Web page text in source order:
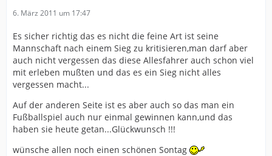
6. März 2011 um 17:47
Es sicher richtig das es nicht die feine Art ist seine
Mannschaft nach einem Sieg zu kritisieren,man darf aber
auch nicht vergessen das diese Allesfahrer auch schon viel
mit erleben mußten und das es ein Sieg nicht alles
vergessen macht...
Auf der anderen Seite ist es aber auch so das man ein
Fußballspiel auch nur einmal gewinnen kann,und das
haben sie heute getan...Glückwunsch !!!
wünsche allen noch einen schönen Sontag